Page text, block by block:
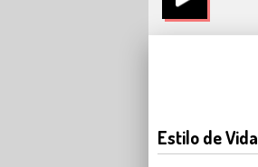
Estilo de Vida